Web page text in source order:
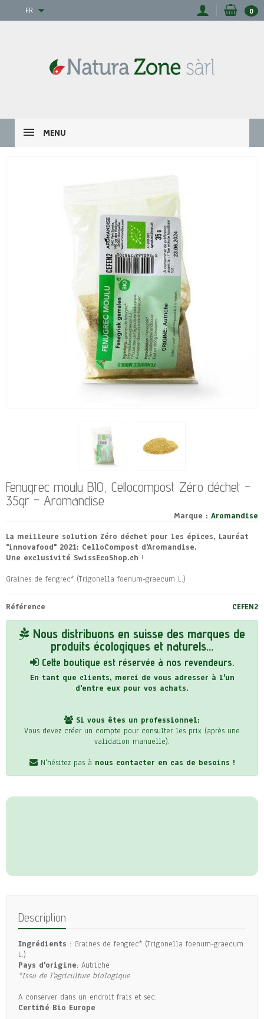
FR 0
MENU
Fenugrec moulu BIO, Cellocompost Zéro déchet -
35gr - Aromandise
Marque : Aromandise
La meilleure solution Zéro déchet pour les épices, Lauréat
"innovafood" 2021: CelloCompost d'Aromandise.
Une exclusivité SwissEcoShop.ch !
Graines de fengrec* (Trigonella foenum-graecum L.)
Référence CEFEN2
Nous distribuons en suisse des marques de
produits écologiques et naturels...
Cette boutique est réservée à nos revendeurs.
En tant que clients, merci de vous adresser à l'un
d'entre eux pour vos achats.
Si vous êtes un professionnel:
Vous devez créer un compte pour consulter les prix (après une
validation manuelle).
N'hésitez pas à nous contacter en cas de besoins !
Description
Ingrédients : Graines de fengrec* (Trigonella foenum-graecum
L.)
Pays d'origine: Autriche
*Issu de l'agriculture biologique
A conserver dans un endroit frais et sec.
Certifié Bio Europe